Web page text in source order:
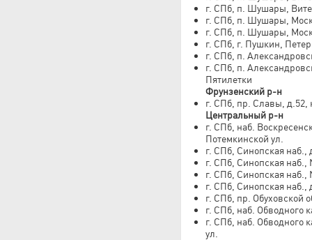
г. СПб, п. Шушары,
г. СПб, п. Шушары,
г. СПб, п. Шушары,
г. СПб, г. Пушкин,
г. СПб, п.
г. СПб, п.
Пятилетки
Фрунзенский р-н
г. СПб, пр. Славы, д.52,
Центральный р-н
г. СПб, наб.
Потемкинской ул.
г. СПб, Синопская наб.,
г. СПб, Синопская наб.,
г. СПб, Синопская наб.,
г. СПб, Синопская наб.,
г. СПб, пр. Обуховской
г. СПб, наб. Обводного
г. СПб, наб. Обводного
ул.